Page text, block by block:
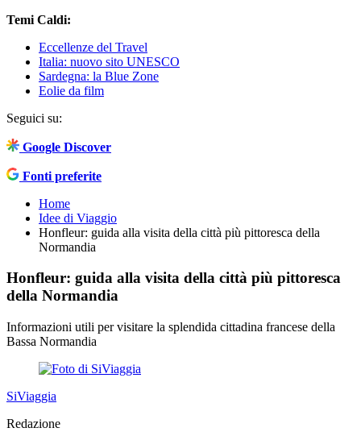
Temi Caldi:
Eccellenze del Travel
Italia: nuovo sito UNESCO
Sardegna: la Blue Zone
Eolie da film
Seguici su:
Google Discover
Fonti preferite
Home
Idee di Viaggio
Honfleur: guida alla visita della città più pittoresca della
Normandia
Honfleur: guida alla visita della città più pittoresca
della Normandia
Informazioni utili per visitare la splendida cittadina francese della
Bassa Normandia
SiViaggia
Redazione